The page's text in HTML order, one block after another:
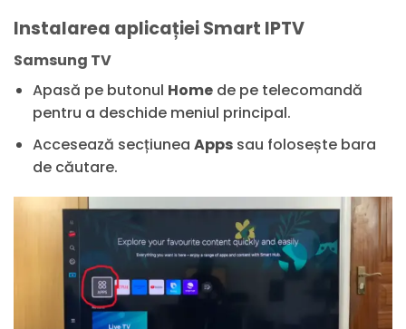
Instalarea aplicației Smart IPTV
Samsung TV
Apasă pe butonul Homede pe telecomandă
pentru a deschide meniul principal.
Accesează secțiunea Appssau folosește bara
de căutare.